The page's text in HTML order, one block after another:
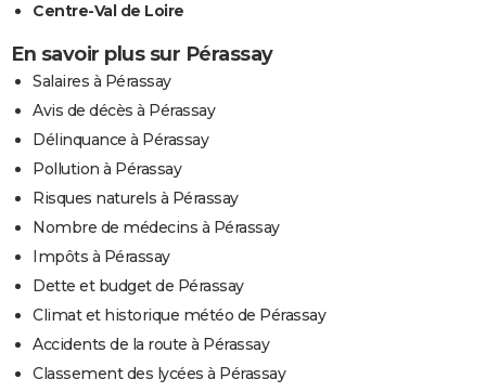
Centre-Val de Loire
En savoir plus sur Pérassay
Salaires à Pérassay
Avis de décès à Pérassay
Délinquance à Pérassay
Pollution à Pérassay
Risques naturels à Pérassay
Nombre de médecins à Pérassay
Impôts à Pérassay
Dette et budget de Pérassay
Climat et historique météo de Pérassay
Accidents de la route à Pérassay
Classement des lycées à Pérassay